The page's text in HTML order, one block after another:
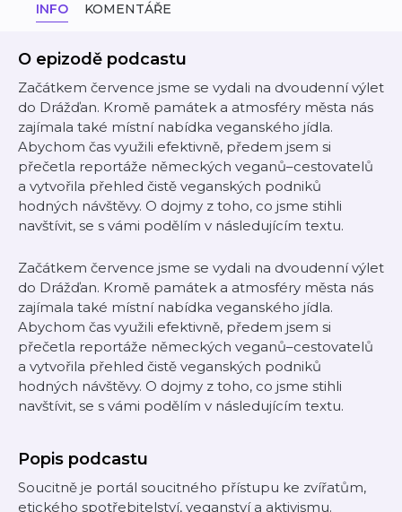
INFO KOMENTÁŘE
O epizodě podcastu
Začátkem července jsme se vydali na dvoudenní výlet
do Drážďan. Kromě památek a atmosféry města nás
zajímala také místní nabídka veganského jídla.
Abychom čas využili efektivně, předem jsem si
přečetla reportáže německých veganů–cestovatelů
a vytvořila přehled čistě veganských podniků
hodných návštěvy. O dojmy z toho, co jsme stihli
navštívit, se s vámi podělím v následujícím textu.
Začátkem července jsme se vydali na dvoudenní výlet
do Drážďan. Kromě památek a atmosféry města nás
zajímala také místní nabídka veganského jídla.
Abychom čas využili efektivně, předem jsem si
přečetla reportáže německých veganů–cestovatelů
a vytvořila přehled čistě veganských podniků
hodných návštěvy. O dojmy z toho, co jsme stihli
navštívit, se s vámi podělím v následujícím textu.
Popis podcastu
Soucitně je portál soucitného přístupu ke zvířatům,
etického spotřebitelství, veganství a aktivismu.